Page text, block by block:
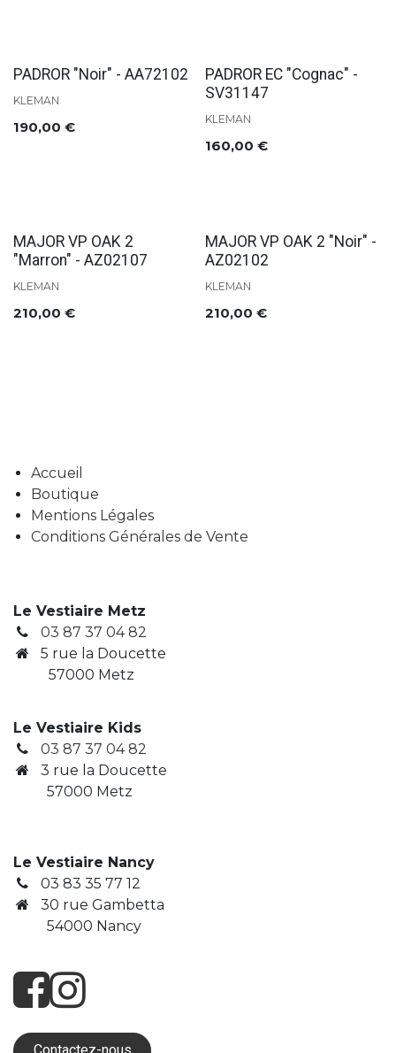
PADROR "Noir" - AA72102
KLEMAN
190,00 €
Soldes
PADROR EC "Cognac" -
SV31147
KLEMAN
160,00 €
Soldes
MAJOR VP OAK 2
"Marron" - AZ02107
KLEMAN
210,00 €
Soldes
MAJOR VP OAK 2 "Noir" -
AZ02102
KLEMAN
210,00 €
Accueil
Boutique
Mentions Légales
Conditions Générales de Vente
Le Vestiaire Metz
03 87 37 04 82
5 rue la Doucette
57000 Metz
Le Vestiaire Kids
03 87 37 04 82
3 rue la Doucette
​ 57000 Metz
Le Vestiaire Nancy
03 83 35 77 12
30 rue Gambetta
​ 54000 Nancy